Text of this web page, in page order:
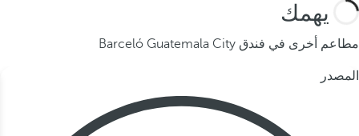
قد يهمك
مطاعم أخرى في فندق Barceló Guatemala City
المصدر